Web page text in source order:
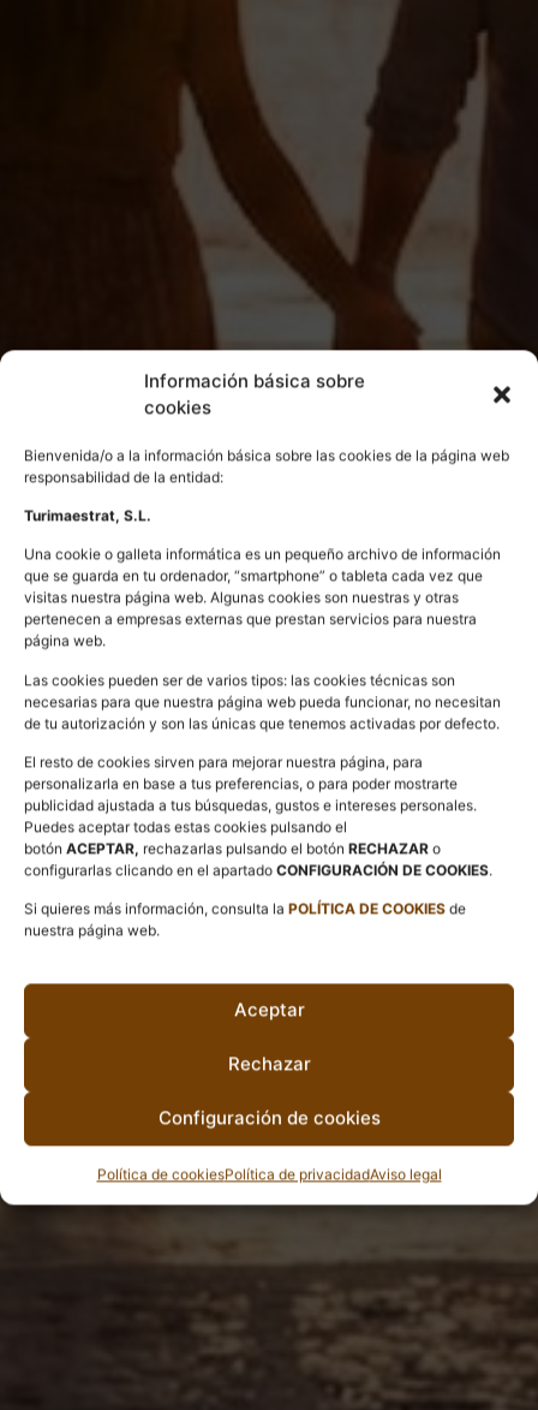
Información básica sobre
cookies
Bienvenida/o a la información básica sobre las cookies de la página web
responsabilidad de la entidad:
Turimaestrat, S.L.
Una cookie o galleta informática es un pequeño archivo de información
que se guarda en tu ordenador, “smartphone” o tableta cada vez que
visitas nuestra página web. Algunas cookies son nuestras y otras
pertenecen a empresas externas que prestan servicios para nuestra
página web.
Las cookies pueden ser de varios tipos: las cookies técnicas son
necesarias para que nuestra página web pueda funcionar, no necesitan
de tu autorización y son las únicas que tenemos activadas por defecto.
El resto de cookies sirven para mejorar nuestra página, para
personalizarla en base a tus preferencias, o para poder mostrarte
publicidad ajustada a tus búsquedas, gustos e intereses personales.
Puedes aceptar todas estas cookies pulsando el
botón ACEPTAR, rechazarlas pulsando el botón RECHAZAR o
configurarlas clicando en el apartado CONFIGURACIÓN DE COOKIES.
Si quieres más información, consulta la POLÍTICA DE COOKIES de
nuestra página web.
Aceptar
Rechazar
Configuración de cookies
Política de cookiesPolítica de privacidadAviso legal